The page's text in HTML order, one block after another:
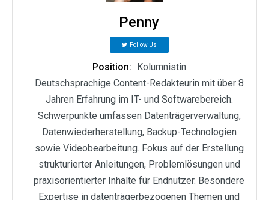
Penny
Follow Us
Position: Kolumnistin
Deutschsprachige Content-Redakteurin mit über 8
Jahren Erfahrung im IT- und Softwarebereich.
Schwerpunkte umfassen Datenträgerverwaltung,
Datenwiederherstellung, Backup-Technologien
sowie Videobearbeitung. Fokus auf der Erstellung
strukturierter Anleitungen, Problemlösungen und
praxisorientierter Inhalte für Endnutzer. Besondere
Expertise in datenträgerbezogenen Themen und